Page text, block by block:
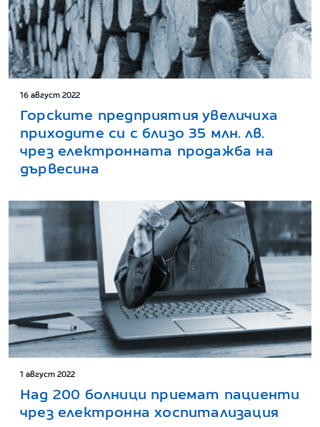
16 август 2022
Горските предприятия увеличиха
приходите си с близо 35 млн. лв.
чрез електронната продажба на
дървесина
1 август 2022
Над 200 болници приемат пациенти
чрез електронна хоспитализация